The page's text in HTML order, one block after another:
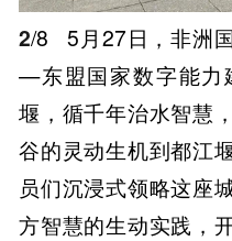
2/8
5月27日，非洲
—东盟国家数字能力
堰，循千年治水智慧
谷的灵动生机到都江
员们沉浸式领略这座
方智慧的生动实践，